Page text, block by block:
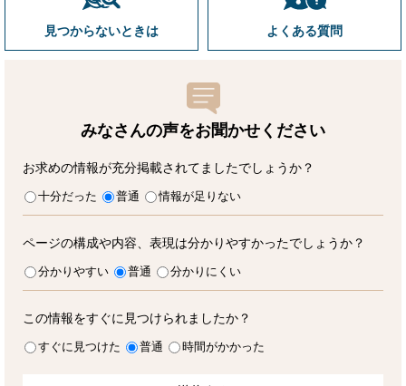
見つからないときは よくある質問
みなさんの声をお聞かせ ください
お求めの情報が充分掲載されてましたでしょうか？
十分だった 普通 情報が足りない
ページの構成や内容、表現は分かりやすかったでしょうか？
分かりやすい 普通 分かりにくい
この情報をすぐに見つけられましたか？
すぐに見つけた 普通 時間がかかった